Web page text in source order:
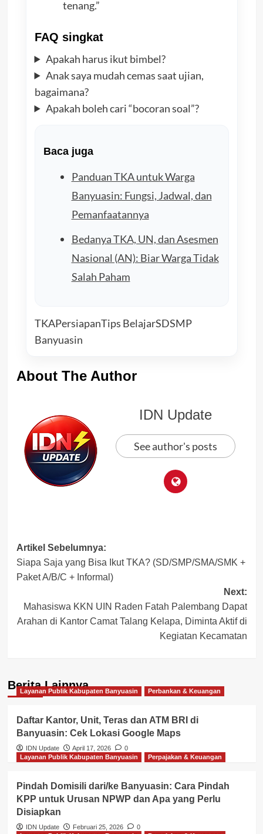
tenang.”
FAQ singkat
Apakah harus ikut bimbel?
Anak saya mudah cemas saat ujian,
bagaimana?
Apakah boleh cari “bocoran soal”?
Baca juga
Panduan TKA untuk Warga
Banyuasin: Fungsi, Jadwal, dan
Pemanfaatannya
Bedanya TKA, UN, dan Asesmen
Nasional (AN): Biar Warga Tidak
Salah Paham
TKAPersiapanTips BelajarSDSMP
Banyuasin
About The Author
IDN Update
See author's posts
Post
navigation
Artikel Sebelumnya:
Siapa Saja yang Bisa Ikut TKA? (SD/SMP/SMA/SMK +
Paket A/B/C + Informal)
Next:
Mahasiswa KKN UIN Raden Fatah Palembang Dapat
Arahan di Kantor Camat Talang Kelapa, Diminta Aktif di
Kegiatan Kecamatan
Berita Lainnya
Layanan Publik Kabupaten Banyuasin Perbankan & Keuangan
Daftar Kantor, Unit, Teras dan ATM BRI di
Banyuasin: Cek Lokasi Google Maps
IDN Update April 17, 2026
0
Layanan Publik Kabupaten Banyuasin
Perpajakan & Keuangan
Pindah Domisili dari/ke Banyuasin: Cara Pindah
KPP untuk Urusan NPWP dan Apa yang Perlu
Disiapkan
IDN Update Februari 25, 2026
0